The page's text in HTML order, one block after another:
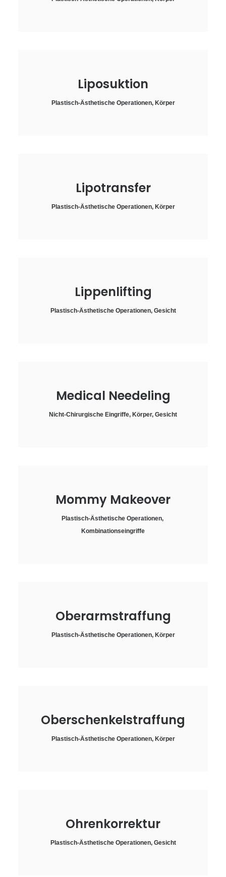
Liposuktion
Plastisch-Ästhetische Operationen, Körper
Lipotransfer
Plastisch-Ästhetische Operationen, Körper
Lippenlifting
Plastisch-Ästhetische Operationen, Gesicht
Medical Needeling
Nicht-Chirurgische Eingriffe, Körper, Gesicht
Mommy Makeover
Plastisch-Ästhetische Operationen,
Kombinationseingriffe
Oberarmstraffung
Plastisch-Ästhetische Operationen, Körper
Oberschenkelstraffung
Plastisch-Ästhetische Operationen, Körper
Ohrenkorrektur
Plastisch-Ästhetische Operationen, Gesicht